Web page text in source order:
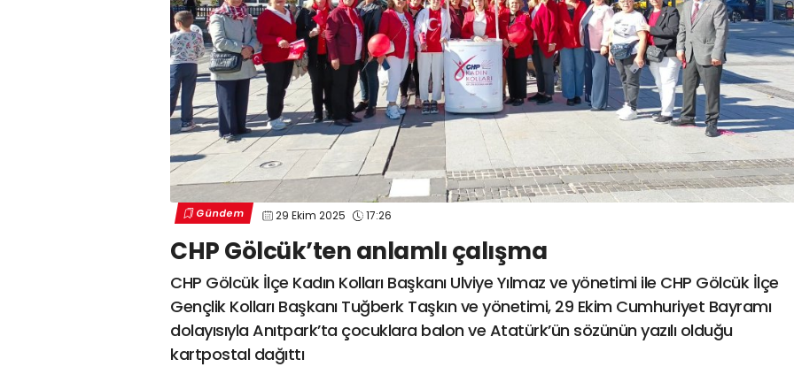
Gündem 29 Ekim 2025 17:26
CHP Gölcük’ten anlamlı çalışma
CHP Gölcük İlçe Kadın Kolları Başkanı Ulviye Yılmaz ve yönetimi ile CHP Gölcük İlçe
Gençlik Kolları Başkanı Tuğberk Taşkın ve yönetimi, 29 Ekim Cumhuriyet Bayramı
dolayısıyla Anıtpark’ta çocuklara balon ve Atatürk’ün sözünün yazılı olduğu
kartpostal dağıttı